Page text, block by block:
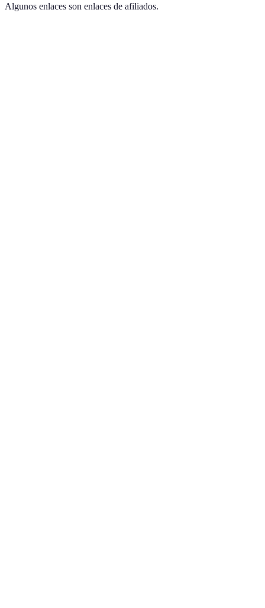
Algunos enlaces son enlaces de afiliados.